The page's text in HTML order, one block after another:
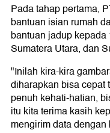
Pada tahap pertama,
bantuan isian rumah
bantuan jadup
Sumatera Utara, dan
"Inilah kira-kira
diharapkan bisa cepat
penuh kehati-hatian,
itu kita terima kasih
mengirim data